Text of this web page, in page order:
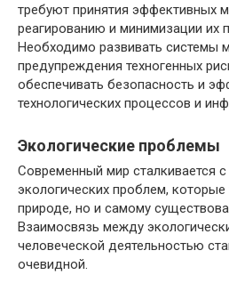
требуют принятия эффективных
реагированию и минимизации их
Необходимо развивать системы
предупреждения техногенных
обеспечивать безопасность и
технологических процессов и
Экологические проблемы
Современный мир сталкивается
экологических проблем,
природе, но и самому
Взаимосвязь между
человеческой деятельностью
очевидной.